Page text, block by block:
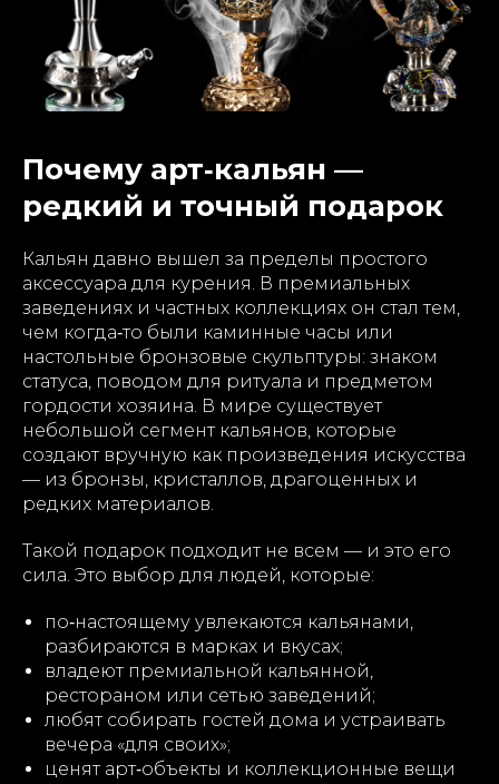
Почему арт‑кальян —
редкий и точный подарок
Кальян давно вышел за пределы простого
аксессуара для курения. В премиальных
заведениях и частных коллекциях он стал тем,
чем когда‑то были каминные часы или
настольные бронзовые скульптуры: знаком
статуса, поводом для ритуала и предметом
гордости хозяина. В мире существует
небольшой сегмент кальянов, которые
создают вручную как произведения искусства
— из бронзы, кристаллов, драгоценных и
редких материалов.
Такой подарок подходит не всем — и это его
сила. Это выбор для людей, которые:
по‑настоящему увлекаются кальянами,
разбираются в марках и вкусах;
владеют премиальной кальянной,
рестораном или сетью заведений;
любят собирать гостей дома и устраивать
вечера «для своих»;
ценят арт‑объекты и коллекционные вещи